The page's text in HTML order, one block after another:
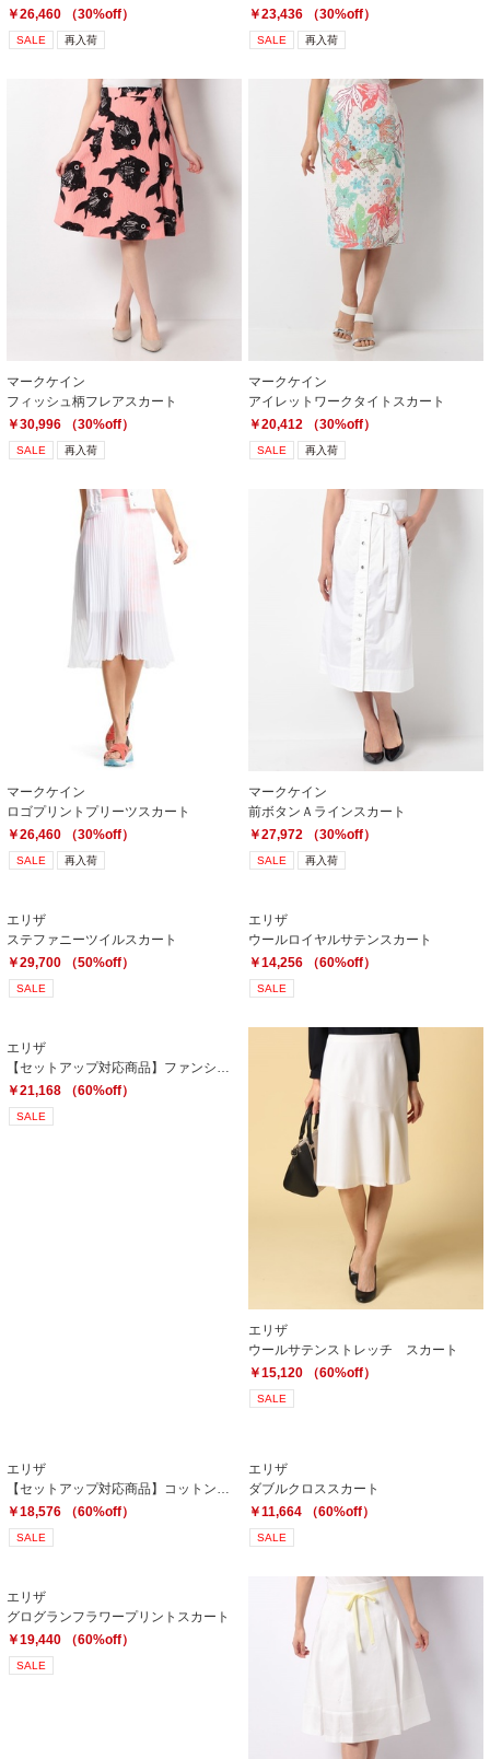
￥26,460 （30%off）
SALE 再入荷
￥23,436 （30%off）
SALE 再入荷
マークケイン
フィッシュ柄フレアスカート
￥30,996 （30%off）
SALE 再入荷
マークケイン
アイレットワークタイトスカート
￥20,412 （30%off）
SALE 再入荷
マークケイン
ロゴプリントプリーツスカート
￥26,460 （30%off）
SALE 再入荷
マークケイン
前ボタンＡラインスカート
￥27,972 （30%off）
SALE 再入荷
エリザ
ステファニーツイルスカート
￥29,700 （50%off）
SALE
エリザ
ウールロイヤルサテンスカート
￥14,256 （60%off）
SALE
エリザ
￥21,168 （60%off）
SALE
エリザ
ウールサテンストレッチ スカート
￥15,120 （60%off）
SALE
エリザ
￥18,576 （60%off）
SALE
エリザ
ダブルクロススカート
￥11,664 （60%off）
SALE
エリザ
グログランフラワープリントスカート
￥19,440 （60%off）
SALE